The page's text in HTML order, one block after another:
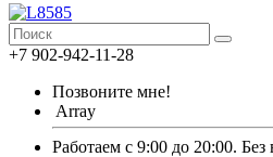
+7 902-942-11-28
Позвоните мне!
Array
Работаем с 9:00 до 20:00.